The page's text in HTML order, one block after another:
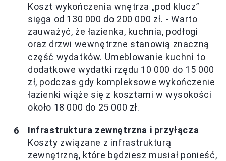
Koszt wykończenia wnętrza „pod klucz”
sięga od 130 000 do 200 000 zł. - Warto
zauważyć, że łazienka, kuchnia, podłogi
oraz drzwi wewnętrzne stanowią znaczną
część wydatków. Umeblowanie kuchni to
dodatkowe wydatki rzędu 10 000 do 15 000
zł, podczas gdy kompleksowe wykończenie
łazienki wiąże się z kosztami w wysokości
około 18 000 do 25 000 zł.
Infrastruktura zewnętrzna i przyłącza
Koszty związane z infrastrukturą
zewnętrzną, które będziesz musiał ponieść,